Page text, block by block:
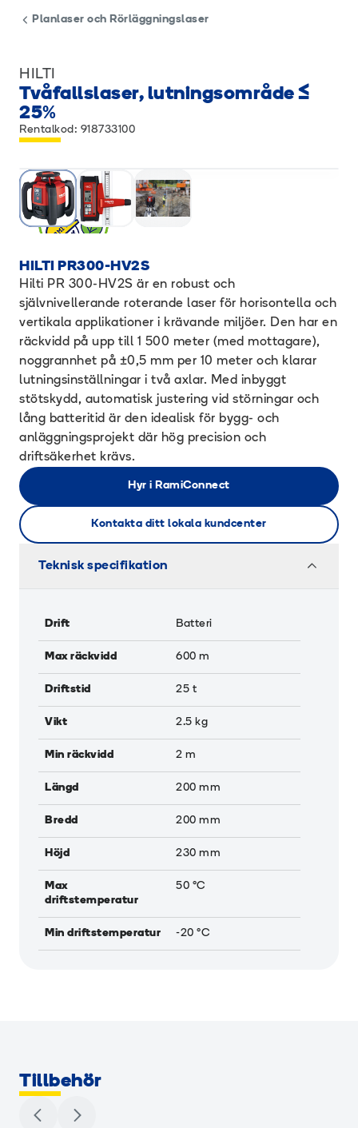
Planlaser och Rörläggningslaser
HILTI
Tvåfallslaser, lutningsområde ≤
25%
Rentalkod: 918733100
HILTI PR300-HV2S
Hilti PR 300-HV2S är en robust och
självnivellerande roterande laser för horisontella och
vertikala applikationer i krävande miljöer. Den har en
räckvidd på upp till 1 500 meter (med mottagare),
noggrannhet på ±0,5 mm per 10 meter och klarar
lutningsinställningar i två axlar. Med inbyggt
stötskydd, automatisk justering vid störningar och
lång batteritid är den idealisk för bygg- och
anläggningsprojekt där hög precision och
driftsäkerhet krävs.
Hyr i RamiConnect
Kontakta ditt lokala kundcenter
Teknisk specifikation
Drift Batteri
Max räckvidd 600 m
Driftstid 25 t
Vikt 2.5 kg
Min räckvidd 2 m
Längd 200 mm
Bredd 200 mm
Höjd 230 mm
Max
driftstemperatur
50 °C
Min driftstemperatur -20 °C
Tillbehör